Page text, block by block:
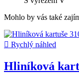
Mohlo by vás také
 Rychlý náhled
Hliníková